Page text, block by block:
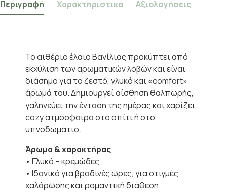
Περιγραφή Χαρακτηριστικά Αξιολογήσεις
Το αιθέριο έλαιο Βανίλιας προκύπτει από
εκχύλιση των αρωματικών λοβών και είναι
διάσημο για το ζεστό, γλυκό και «comfort»
άρωμά του. Δημιουργεί αίσθηση θαλπωρής,
γαληνεύει την ένταση της ημέρας και χαρίζει
cozy ατμόσφαιρα στο σπίτι ή στο
υπνοδωμάτιο.
Άρωμα & χαρακτήρας
• Γλυκό – κρεμώδες
• Ιδανικό για βραδινές ώρες, για στιγμές
χαλάρωσης και ρομαντική διάθεση